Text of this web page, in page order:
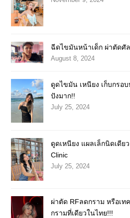
ฉีดไขมันหน้าเด็ก ผ่าตัดศั
August 8, 2024
ดูดไขมัน เหนียง เก็บกรอ
ปังมาก!!
July 25, 2024
ดูดเหนียง แผลเล็กนิดเดีย
Clinic
July 25, 2024
ผ่าตัด RFลดกราม หรือเท
กรามที่เดียวในไทย!!!